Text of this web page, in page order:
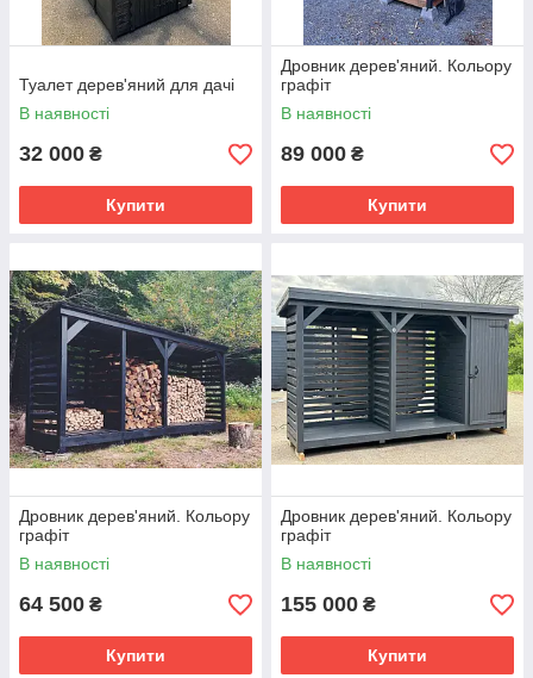
Туалет дерев'яний для дачі
В наявності
32 000 ₴
Купити
Дровник дерев'яний. Кольору
графіт
В наявності
89 000 ₴
Купити
Дровник дерев'яний. Кольору
графіт
В наявності
64 500 ₴
Купити
Дровник дерев'яний. Кольору
графіт
В наявності
155 000 ₴
Купити